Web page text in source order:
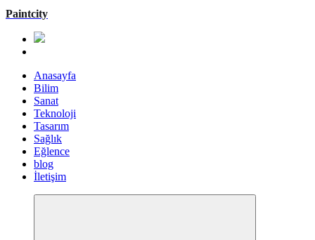
Paintcity
Anasayfa
Bilim
Sanat
Teknoloji
Tasarım
Sağlık
Eğlence
blog
İletişim